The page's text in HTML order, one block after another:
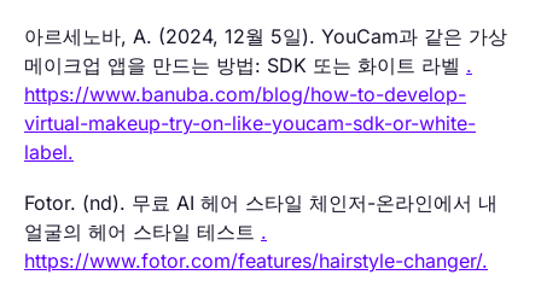
아르세노바, A. (2024, 12월 5일). YouCam과 같은 가상
메이크업 앱을 만드는 방법: SDK 또는 화이트 라벨 .
https://www.banuba.com/blog/how-to-develop-
virtual-makeup-try-on-like-youcam-sdk-or-white-
label.
Fotor. (nd). 무료 AI 헤어 스타일 체인저-온라인에서 내
얼굴의 헤어 스타일 테스트 .
https://www.fotor.com/features/hairstyle-changer/.